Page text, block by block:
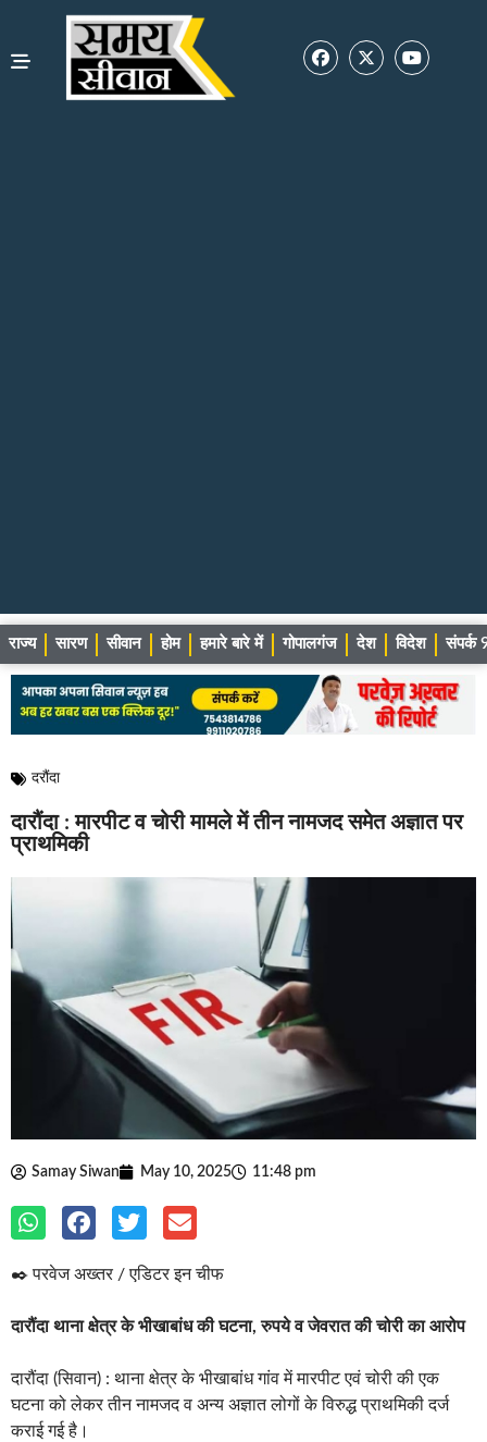
राज्य सारण सीवान होम हमारे बारे में गोपालगंज देश विदेश संपर्क
दरौंदा
दारौंदा : मारपीट व चोरी मामले में तीन नामजद समेत अज्ञात पर
प्राथमिकी
Samay Siwan May 10, 2025 11:48 pm
✒️ परवेज अख्तर / एडिटर इन चीफ
दारौंदा थाना क्षेत्र के भीखाबांध की घटना, रुपये व जेवरात की चोरी का आरोप
दारौंदा (सिवान) : थाना क्षेत्र के भीखाबांध गांव में मारपीट एवं चोरी की एक
घटना को लेकर तीन नामजद व अन्य अज्ञात लोगों के विरुद्ध प्राथमिकी दर्ज
कराई गई है।